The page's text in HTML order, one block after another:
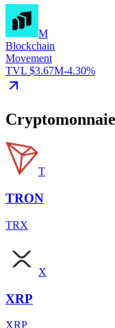
M
Blockchain
Movement
TVL $3.67M-4.30%
T
TRON
TRX
X
XRP
XRP